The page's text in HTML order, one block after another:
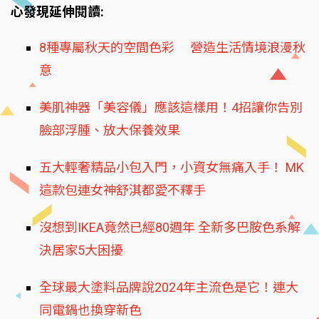
心發現延伸閱讀:
8種專屬秋天的空間色彩 營造生活情境浪漫秋
意
美肌神器「美容儀」應該這樣用！4招讓你告別
臉部浮腫、放大保養效果
五大輕奢精品小包入門，小資女無痛入手！ MK
這款包連女神舒淇都愛不釋手
沒想到IKEA竟然已經80週年 全新多巴胺色系解
決居家5大困擾
全球最大塗料品牌說2024年主流色是它！連大
同電鍋也換穿新色